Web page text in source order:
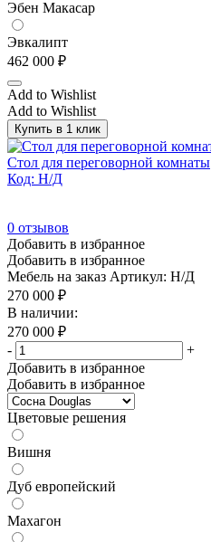
Эбен Макасар
Эвкалипт
462 000 ₽
Add to Wishlist
Add to Wishlist
Купить в 1 клик
Стол для переговорной комнаты
Код: Н/Д
0 отзывов
Добавить в избранное
Добавить в избранное
Мебель на заказ Артикул: Н/Д
270 000 ₽
В наличии:
270 000 ₽
-
+
Добавить в избранное
Добавить в избранное
Цветовые решения
Вишня
Дуб европейский
Махагон